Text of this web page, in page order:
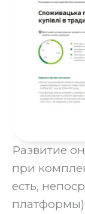
Развитие
при
есть,